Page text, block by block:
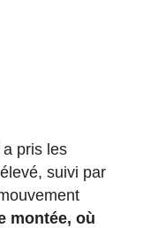
pris les
suivi par
montée, où